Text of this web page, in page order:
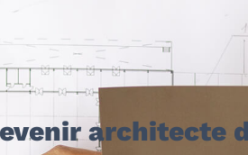
architecte